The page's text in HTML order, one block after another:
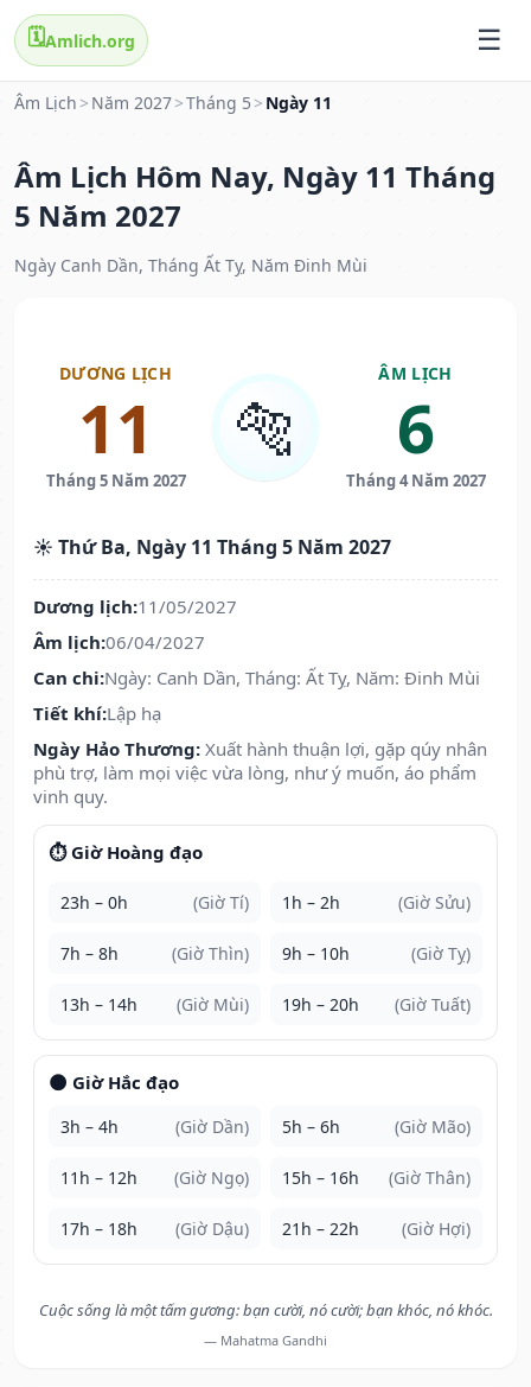
🗓️Amlich.org
Âm Lịch > Năm 2027>Tháng 5 > Ngày 11
Âm Lịch Hôm Nay, Ngày 11 Tháng
5 Năm 2027
Ngày Canh Dần, Tháng Ất Tỵ, Năm Đinh Mùi
DƯƠNG LỊCH
11
Tháng 5 Năm 2027
🐅
ÂM LỊCH
6
Tháng 4 Năm 2027
☀️ Thứ Ba, Ngày 11 Tháng 5 Năm 2027
Dương lịch:11/05/2027
Âm lịch:06/04/2027
Can chi:Ngày: Canh Dần, Tháng: Ất Tỵ, Năm: Đinh Mùi
Tiết khí:Lập hạ
Ngày Hảo Thương: Xuất hành thuận lợi, gặp qúy nhân
phù trợ, làm mọi việc vừa lòng, như ý muốn, áo phẩm
vinh quy.
⏱️ Giờ Hoàng đạo
23h – 0h (Giờ Tí) 1h – 2h (Giờ Sửu)
7h – 8h (Giờ Thìn) 9h – 10h (Giờ Tỵ)
13h – 14h (Giờ Mùi) 19h – 20h (Giờ Tuất)
🌑 Giờ Hắc đạo
3h – 4h (Giờ Dần) 5h – 6h (Giờ Mão)
11h – 12h (Giờ Ngọ) 15h – 16h (Giờ Thân)
17h – 18h (Giờ Dậu) 21h – 22h (Giờ Hợi)
Cuộc sống là một tấm gương: bạn cười, nó cười; bạn khóc, nó khóc.
— Mahatma Gandhi